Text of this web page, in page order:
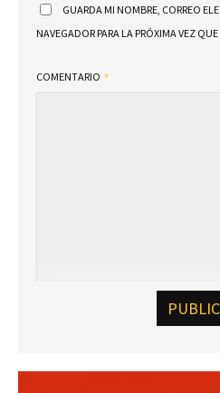
GUARDA MI NOMBRE, CORREO
NAVEGADOR PARA LA PRÓXIMA VEZ
COMENTARIO